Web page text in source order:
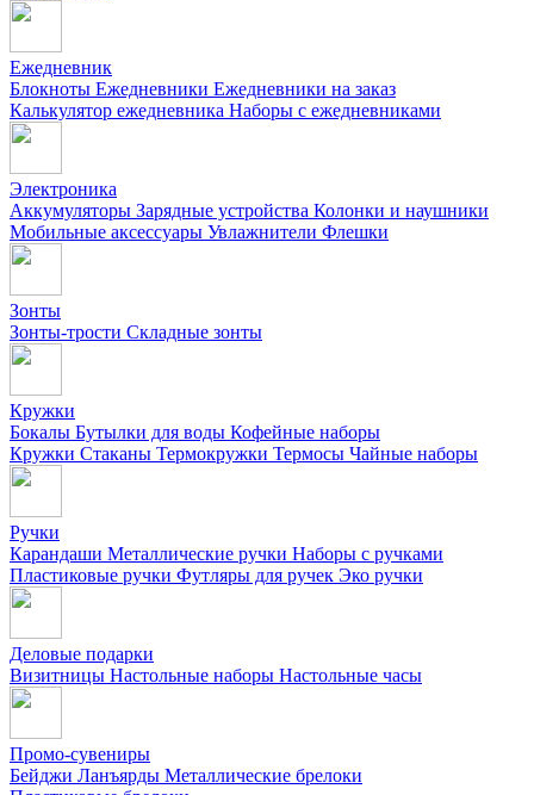
Ежедневник
Блокноты Ежедневники Ежедневники на заказ
Калькулятор ежедневника Наборы с ежедневниками
Электроника
Аккумуляторы Зарядные устройства Колонки и наушники
Мобильные аксессуары Увлажнители Флешки
Зонты
Зонты-трости Складные зонты
Кружки
Бокалы Бутылки для воды Кофейные наборы
Кружки Стаканы Термокружки Термосы Чайные наборы
Ручки
Карандаши Металлические ручки Наборы с ручками
Пластиковые ручки Футляры для ручек Эко ручки
Деловые подарки
Визитницы Настольные наборы Настольные часы
Промо-сувениры
Бейджи Ланъярды Металлические брелоки